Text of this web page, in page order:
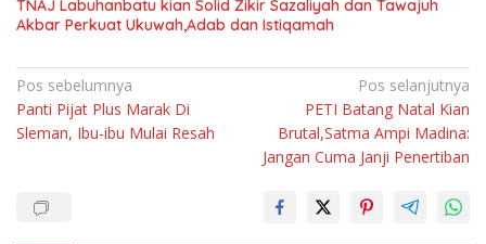
TNAJ Labuhanbatu kian Solid Zikir Sazaliyah dan Tawajuh
Akbar Perkuat Ukuwah,Adab dan Istiqamah
Navigasi
pos
Pos sebelumnya
Panti Pijat Plus Marak Di
Sleman, Ibu-ibu Mulai Resah
Pos selanjutnya
PETI Batang Natal Kian
Brutal,Satma Ampi Madina:
Jangan Cuma Janji Penertiban